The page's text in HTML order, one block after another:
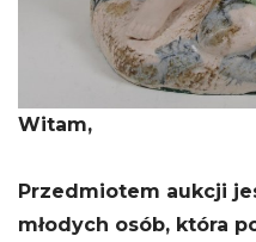
Witam,
Przedmiotem aukcji
młodych osób, która